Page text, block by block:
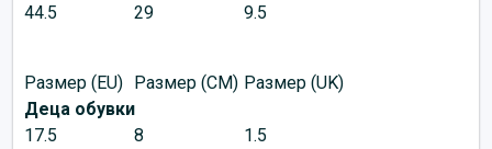
44.5
29 9.5
Размер (EU) Размер (CM) Размер (UK)
Деца обувки
17.5
8
1.5